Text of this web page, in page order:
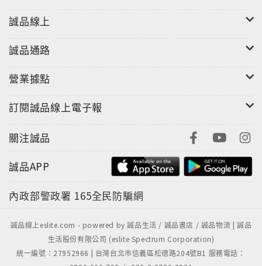
誠品線上
誠品通路
營業據點
訂閱誠品線上電子報
關注誠品
誠品APP
內政部警政署 165全民防騙網
誠品線上eslite.com - powered by 誠品生活 / 誠品書店 / 誠品物流 | 誠品
生活股份有限公司 (eslite Spectrum Corporation)
統一編號：27952966 | 台灣台北市信義區松德路204號B1 服務電話：